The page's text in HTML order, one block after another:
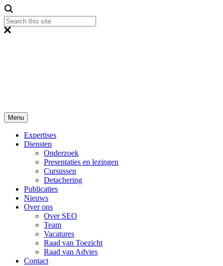
Menu
Expertises
Diensten
Onderzoek
Presentaties en lezingen
Cursussen
Detachering
Publicaties
Nieuws
Over ons
Over SEO
Team
Vacatures
Raad van Toezicht
Raad van Advies
Contact